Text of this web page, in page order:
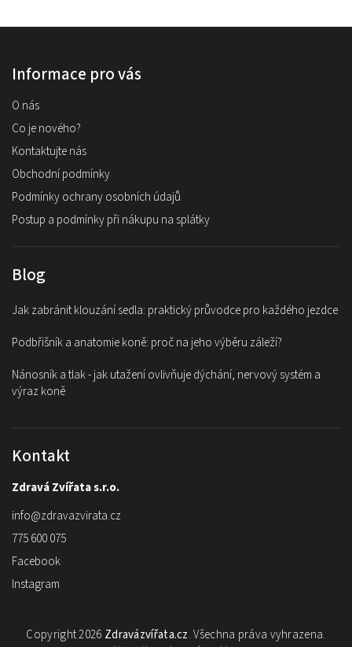
Informace pro vás
O nás
Co je nového?
Kontaktujte nás
Obchodní podmínky
Podmínky ochrany osobních údajů
Postup a podmínky při nákupu na splátky
Blog
Jak zabránit klouzání sedla: praktický průvodce pro každého jezdce
Podbřišník a anatomie koně: proč na jeho výběru záleží?
Nánosník a tlak - jak utažení ovlivňuje dýchání, nervový systém a
výraz koně
Kontakt
Zdravá Zvířata s.r.o.
info@zdravazvirata.cz
775 600 075
Facebook
Instagram
Copyright 2026 Zdravázvířata.cz. Všechna práva vyhrazena.